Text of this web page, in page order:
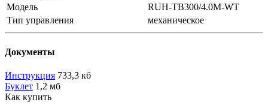
Модель
RUH-TB300/4.0M-WT
Тип управления
механическое
Документы
Инструкция 733,3 кб
Буклет 1,2 мб
Как купить